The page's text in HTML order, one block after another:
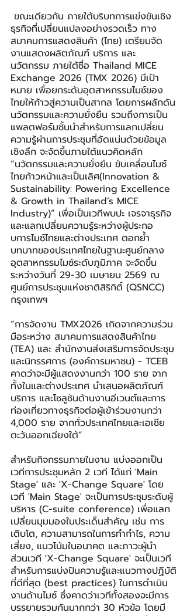
ขณะเดียวกัน ภายใต้บริบทการแข่งขันเชิง
ธุรกิจที่เปลี่ยนแปลงอย่างรวดเร็ว ทาง
สมาคมการแสดงสินค้า (ไทย) เตรียมจัด
งานแสดงผลิตภัณฑ์ บริการ และ
นวัตกรรม ภายใต้ชื่อ Thailand MICE
Exchange 2026 (TMX 2026) มีเป้า
หมาย เพื่อยกระดับอุตสาหกรรมไมซ์ของ
ไทยให้ก้าวสู่ความเป็นสากล โดยการผลักดัน
นวัตกรรมและความยั่งยืน รวมถึงการเป็น
แพลตฟอร์มชั้นนำสำหรับการแลกเปลี่ยน
ความรู้ผ่านการประชุมที่อัดแน่นด้วยข้อมูล
เชิงลึก จะจัดขึ้นภายใต้แนวคิดหลัก
“นวัตกรรมและความยั่งยืน ขับเคลื่อนไมซ์
ไทยก้าวหน้าและเป็นเลิศ(Innovation &
Sustainability: Powering Excellence
& Growth in Thailand’s MICE
Industry)” เพื่อเป็นเวทีพบปะ เจรจาธุรกิจ
และแลกเปลี่ยนความรู้ระหว่างผู้ประกอ
บการไมซ์ไทยและต่างประเทศ ตอกย้ำ
บทบาทของประเทศไทยในฐานะศูนย์กลาง
อุตสาหกรรมไมซ์ระดับภูมิภาค จะจัดขึ้น
ระหว่างวันที่ 29-30 เมษายน 2569 ณ
ศูนย์การประชุมแห่งชาติสิริกิติ์ (QSNCC)
กรุงเทพฯ
“การจัดงาน TMX2026 เกิดจากความร่วม
มือระหว่าง สมาคมการแสดงสินค้าไทย
(TEA) และ สำนักงานส่งเสริมการจัดประชุม
และนิทรรศการ (องค์การมหาชน) - TCEB
คาดว่าจะมีผู้แสดงงานกว่า 100 ราย จาก
ทั้งในและต่างประเทศ นำเสนอผลิตภัณฑ์
บริการ และโซลูชันด้านงานอีเวนต์และการ
ท่องเที่ยวทางธุรกิจต่อผู้เข้าร่วมงานกว่า
4,000 ราย จากทั่วประเทศไทยและเอเชีย
ตะวันออกเฉียงใต้”
สำหรับกิจกรรมภายในงาน แบ่งออกเป็น
เวทีการประชุมหลัก 2 เวที ได้แก่ 'Main
Stage' และ 'X-Change Square' โดย
เวที 'Main Stage' จะเป็นการประชุมระดับผู้
บริหาร (C-suite conference) เพื่อแลก
เปลี่ยนมุมมองในประเด็นสำคัญ เช่น การ
เติบโต, ความสามารถในการทำกำไร, ความ
เสี่ยง, แนวโน้มในอนาคต และภาวะผู้นำ
ส่วนเวที 'X-Change Square' จะเป็นเวที
สำหรับการแบ่งปันความรู้และแนวทางปฏิบัติ
ที่ดีที่สุด (best practices) ในการดำเนิน
งานด้านไมซ์ ซึ่งคาดว่าเวทีทั้งสองจะมีการ
บรรยายรวมกันมากกว่า 30 หัวข้อ โดยมี